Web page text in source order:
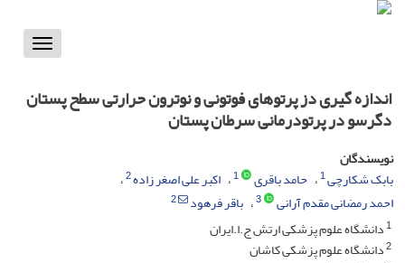
Toggle
اندازه گیری دز پرتوهای فوتونی و نوترون حرارتی سطح پستان
دگرسو در پرتودرمانی سرطان پستان
نویسندگان
بابک شکارچی1 حامد باقری 1 اکبر علی اصغر زاده2
احمد رمضانی مقدم آرانی 3 باقر فرهود
2
1دانشگاه علوم پزشکی ارتش ج.ا.ایران
2دانشگاه علوم پزشکی کاشان